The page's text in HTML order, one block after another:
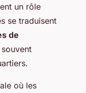
un rôle
se traduisent
de
où les